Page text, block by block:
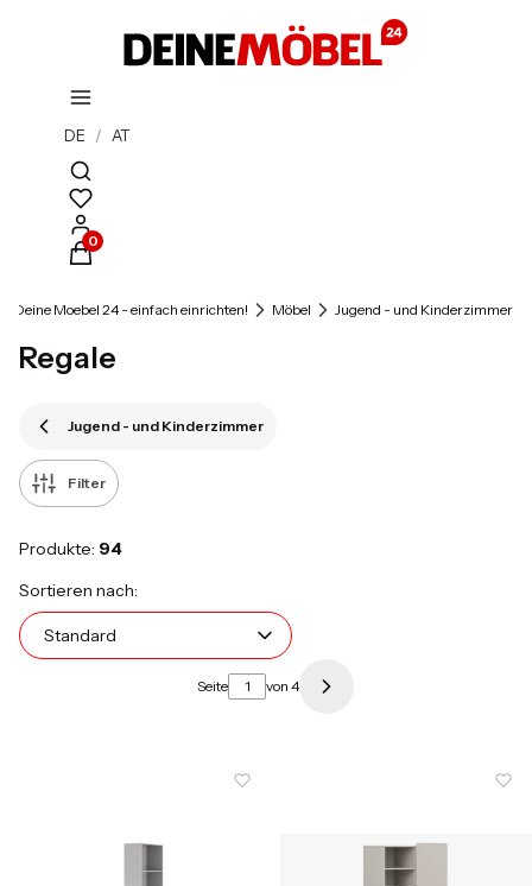
DE / AT
Suchmaschine öffnen
Produkte im Warenkorb: 0. Details anzeigen
Deine Moebel 24 - einfach einrichten! Möbel Jugend - und Kinderzimmer
Regale
Jugend - und Kinderzimmer
Filter
Produkte: 94
Produktliste
Sortieren nach:
Standard
Seite von 4 Nächste Produkte